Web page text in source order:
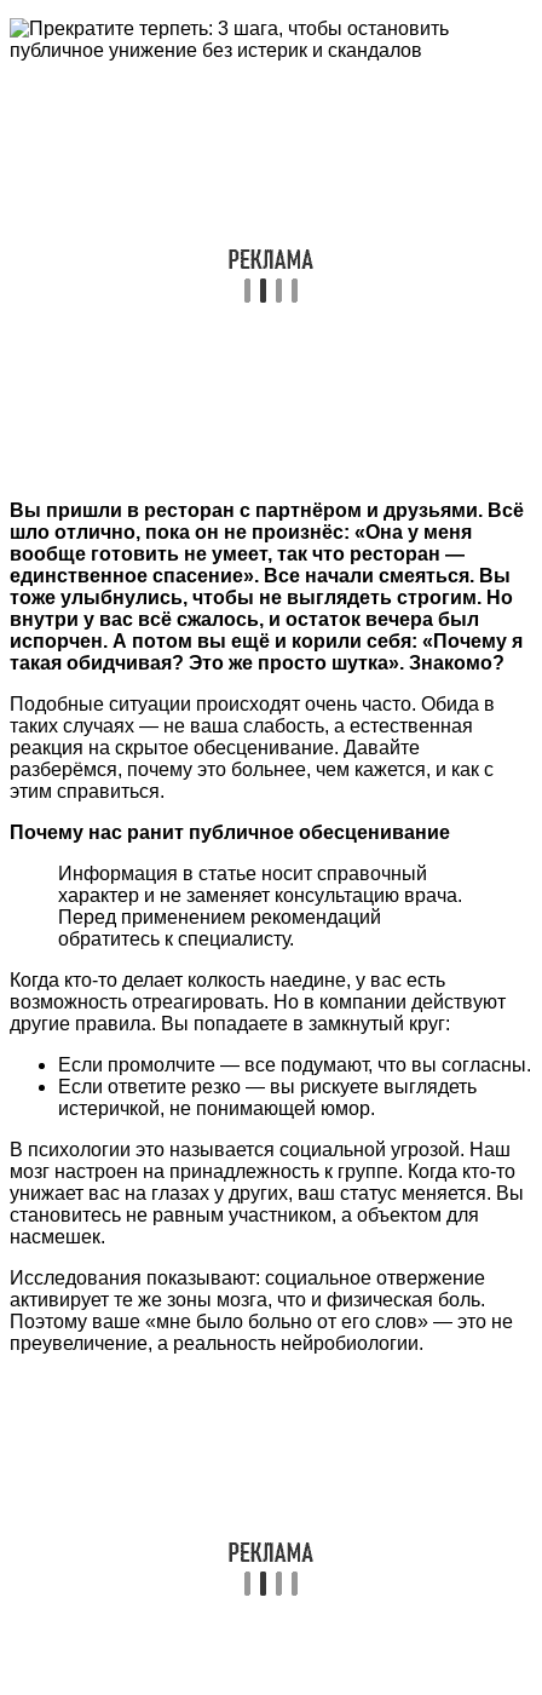
Вы пришли в ресторан с партнёром и друзьями. Всё
шло отлично, пока он не произнёс: «Она у меня
вообще готовить не умеет, так что ресторан —
единственное спасение». Все начали смеяться. Вы
тоже улыбнулись, чтобы не выглядеть строгим. Но
внутри у вас всё сжалось, и остаток вечера был
испорчен. А потом вы ещё и корили себя: «Почему я
такая обидчивая? Это же просто шутка». Знакомо?
Подобные ситуации происходят очень часто. Обида в
таких случаях — не ваша слабость, а естественная
реакция на скрытое обесценивание. Давайте
разберёмся, почему это больнее, чем кажется, и как с
этим справиться.
Почему нас ранит публичное обесценивание
Информация в статье носит справочный
характер и не заменяет консультацию врача.
Перед применением рекомендаций
обратитесь к специалисту.
Когда кто-то делает колкость наедине, у вас есть
возможность отреагировать. Но в компании действуют
другие правила. Вы попадаете в замкнутый круг:
Если промолчите — все подумают, что вы согласны.
Если ответите резко — вы рискуете выглядеть
истеричкой, не понимающей юмор.
В психологии это называется социальной угрозой. Наш
мозг настроен на принадлежность к группе. Когда кто-то
унижает вас на глазах у других, ваш статус меняется. Вы
становитесь не равным участником, а объектом для
насмешек.
Исследования показывают: социальное отвержение
активирует те же зоны мозга, что и физическая боль.
Поэтому ваше «мне было больно от его слов» — это не
преувеличение, а реальность нейробиологии.